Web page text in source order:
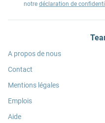
notre déclaration de
A propos de nous
Contact
Mentions légales
Emplois
Aide